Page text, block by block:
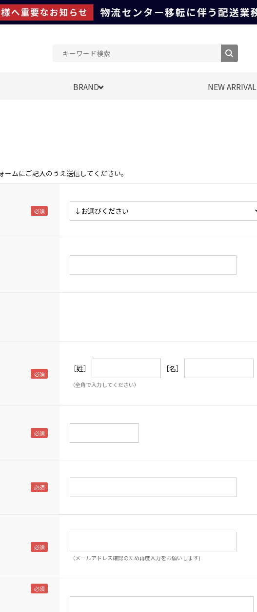
BRAND NEW ARRIVAL
ムにご記入のうえ送信してください。
［姓］ ［名］
（全角で入力してください）
（メールアドレス確認のため再度入力をお願いします)